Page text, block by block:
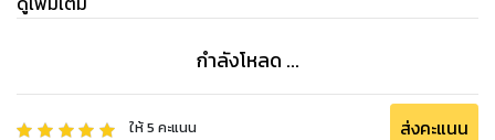
กำลังโหลด ...
ให้5 คะแนน ส่งคะแนน